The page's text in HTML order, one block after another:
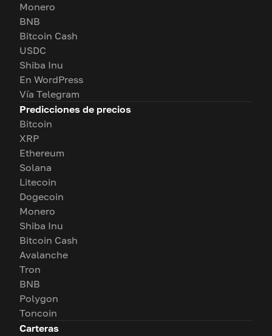
Monero
BNB
Bitcoin Cash
USDC
Shiba Inu
En WordPress
Vía Telegram
Predicciones de precios
Bitcoin
XRP
Ethereum
Solana
Litecoin
Dogecoin
Monero
Shiba Inu
Bitcoin Cash
Avalanche
Tron
BNB
Polygon
Toncoin
Carteras